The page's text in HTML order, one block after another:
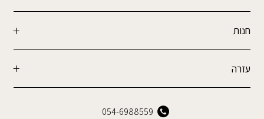
חנות
עזרה
054-6988559